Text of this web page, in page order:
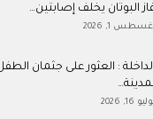
البوتان يخلف إصابتين…
1, 2026
: العثور على جثمان
16, 2026